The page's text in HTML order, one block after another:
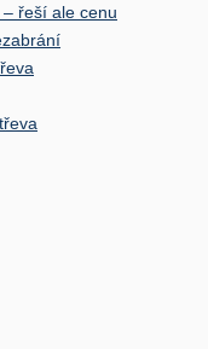
řeší ale cenu